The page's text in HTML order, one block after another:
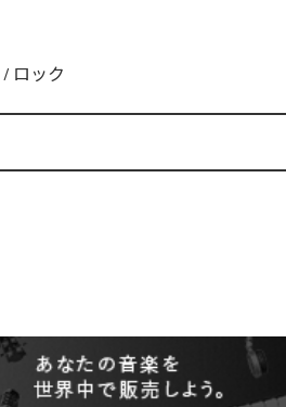
/ ロック